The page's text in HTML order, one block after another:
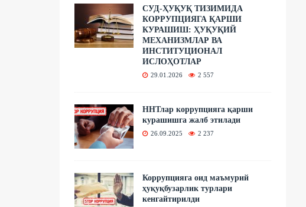
СУД-ҲУҚУҚ ТИЗИМИДА
КОРРУПЦИЯГА ҚАРШИ
КУРАШИШ: ҲУҚУҚИЙ
МЕХАНИЗМЛАР ВА
ИНСТИТУЦИОНАЛ
ИСЛОҲОТЛАР
29.01.2026 2 557
ННТлар коррупцияга қарши
курашишга жалб этилади
26.09.2025 2 237
Коррупцияга оид маъмурий
ҳуқуқбузарлик турлари
кенгайтирилди